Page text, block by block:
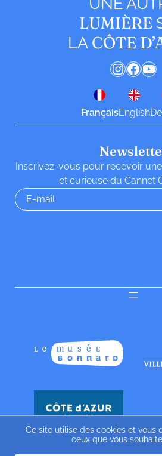
LUMIÈRE
LA CÔTE
FrançaisEnglish
Inscrivez-vous pour recevoir
et curieuse du Cannet
Ce site utilise des cookies et vous
ceux que vous